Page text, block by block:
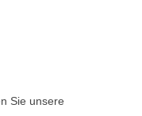
Sie unsere